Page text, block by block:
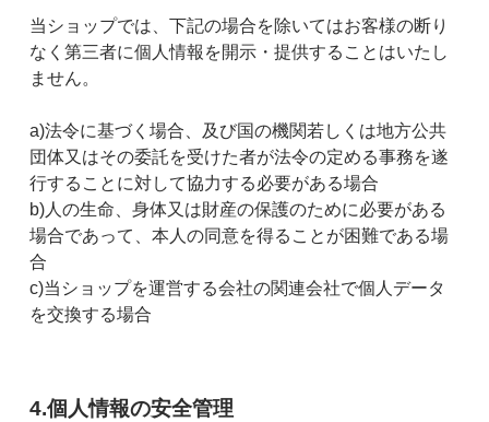
当ショップでは、下記の場合を除いてはお客様の断り
なく第三者に個人情報を開示・提供することはいたし
ません。
a)法令に基づく場合、及び国の機関若しくは地方公共
団体又はその委託を受けた者が法令の定める事務を遂
行することに対して協力する必要がある場合
b)人の生命、身体又は財産の保護のために必要がある
場合であって、本人の同意を得ることが困難である場
合
c)当ショップを運営する会社の関連会社で個人データ
を交換する場合
4.個人情報の安全管理